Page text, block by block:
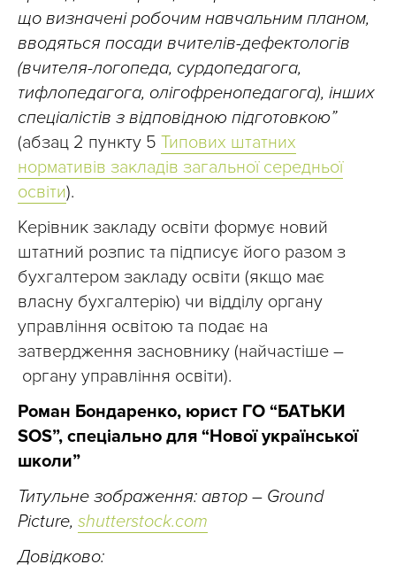
що визначені робочим навчальним планом,
вводяться посади вчителів-дефектологів
(вчителя-логопеда, сурдопедагога,
тифлопедагога, олігофренопедагога), інших
спеціалістів з відповідною підготовкою”
(абзац 2 пункту 5 Типових штатних
нормативів закладів загальної середньої
освіти).
Керівник закладу освіти формує новий
штатний розпис та підписує його разом з
бухгалтером закладу освіти (якщо має
власну бухгалтерію) чи відділу органу
управління освітою та подає на
затвердження засновнику (найчастіше –
органу управління освіти).
Роман Бондаренко, юрист ГО “БАТЬКИ
SOS”, спеціально для “Нової української
школи”
Титульне зображення: автор – Ground
Picture, shutterstock.com
Довідково: